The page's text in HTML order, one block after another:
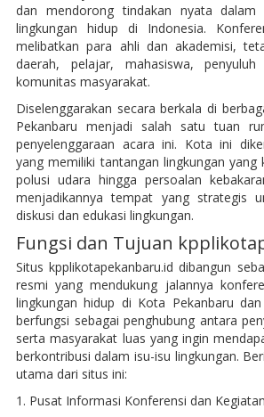
dan mendorong tindakan nyata dalam
lingkungan hidup di Indonesia.
melibatkan para ahli dan akademisi,
daerah, pelajar, mahasiswa, penyuluh
komunitas masyarakat.
Diselenggarakan secara berkala di
Pekanbaru menjadi salah satu tuan
penyelenggaraan acara ini. Kota ini
yang memiliki tantangan lingkungan yang
polusi udara hingga persoalan
menjadikannya tempat yang strategis
diskusi dan edukasi lingkungan.
Fungsi dan Tujuan
Situs kpplikotapekanbaru.id dibangun
resmi yang mendukung jalannya
lingkungan hidup di Kota Pekanbaru
berfungsi sebagai penghubung antara
serta masyarakat luas yang ingin
berkontribusi dalam isu-isu lingkungan.
utama dari situs ini:
1. Pusat Informasi Konferensi dan Kegiatan